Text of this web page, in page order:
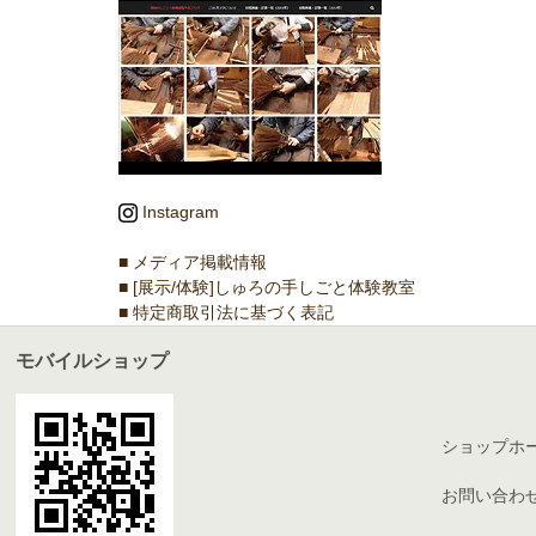
Instagram
■ メディア掲載情報
■ [展示/体験]しゅろの手しごと体験教室
■ 特定商取引法に基づく表記
モバイルショップ
ショップホ
お問い合わ